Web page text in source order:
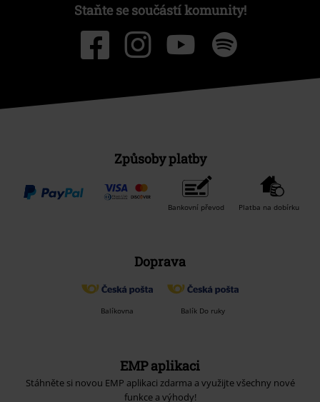
Staňte se součástí komunity!
Způsoby platby
Bankovní převod Platba na dobírku
Doprava
Balíkovna Balík Do ruky
EMP aplikaci
Stáhněte si novou EMP aplikaci zdarma a využijte všechny nové
funkce a výhody!